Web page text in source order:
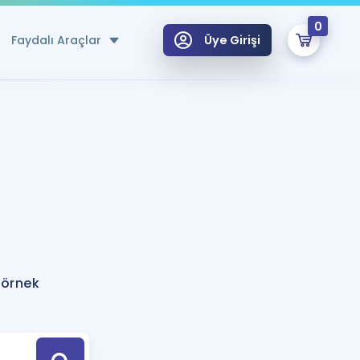
Faydalı Araçlar
Hesaplama Aracı
için Öneriler
Tek Takvimde
Üye Girişi
0